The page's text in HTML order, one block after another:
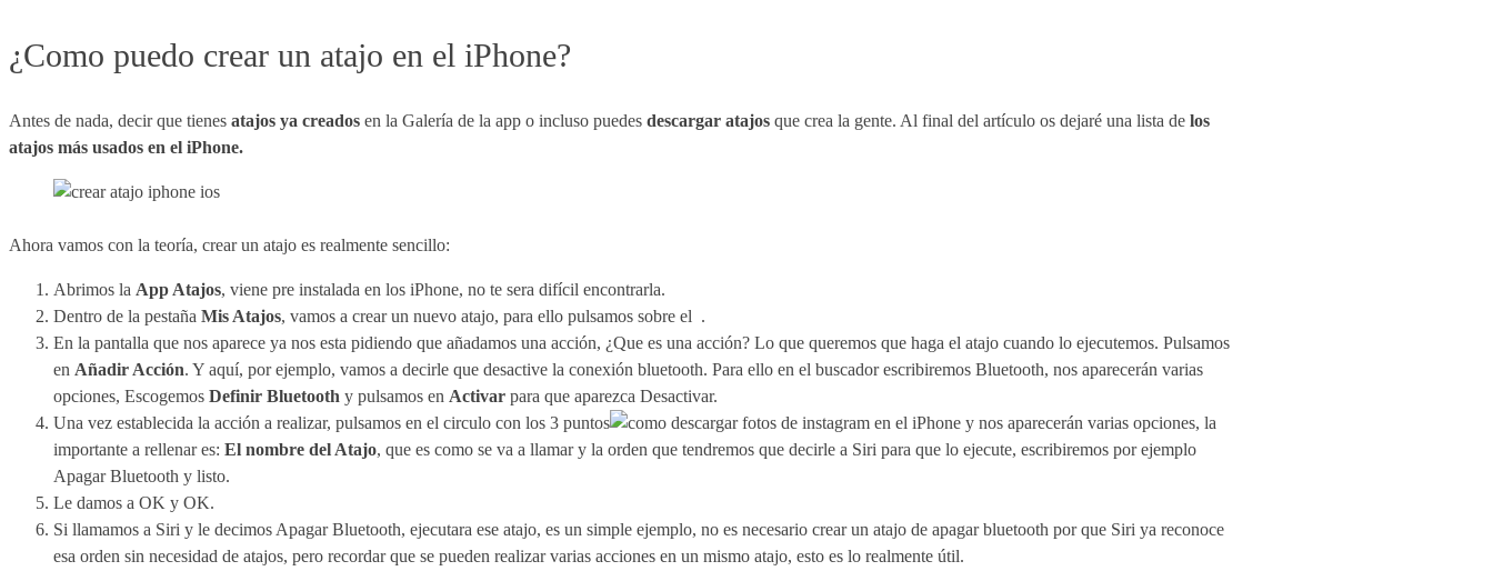
¿Como puedo crear un atajo en el iPhone?
Antes de nada, decir que tienes atajos ya creados en la Galería de la app o incluso puedes descargar atajos que crea la gente. Al final del artículo os dejaré una lista de los
atajos más usados en el iPhone.
Ahora vamos con la teoría, crear un atajo es realmente sencillo:
Abrimos la App Atajos, viene pre instalada en los iPhone, no te sera difícil encontrarla.
Dentro de la pestaña Mis Atajos, vamos a crear un nuevo atajo, para ello pulsamos sobre el .
En la pantalla que nos aparece ya nos esta pidiendo que añadamos una acción, ¿Que es una acción? Lo que queremos que haga el atajo cuando lo ejecutemos. Pulsamos
en Añadir Acción. Y aquí, por ejemplo, vamos a decirle que desactive la conexión bluetooth. Para ello en el buscador escribiremos Bluetooth, nos aparecerán varias
opciones, Escogemos Definir Bluetooth y pulsamos en Activar para que aparezca Desactivar.
Una vez establecida la acción a realizar, pulsamos en el circulo con los 3 puntos
y nos aparecerán varias opciones, la
importante a rellenar es: El nombre del Atajo, que es como se va a llamar y la orden que tendremos que decirle a Siri para que lo ejecute, escribiremos por ejemplo
Apagar Bluetooth y listo.
Le damos a OK y OK.
Si llamamos a Siri y le decimos Apagar Bluetooth, ejecutara ese atajo, es un simple ejemplo, no es necesario crear un atajo de apagar bluetooth por que Siri ya reconoce
esa orden sin necesidad de atajos, pero recordar que se pueden realizar varias acciones en un mismo atajo, esto es lo realmente útil.